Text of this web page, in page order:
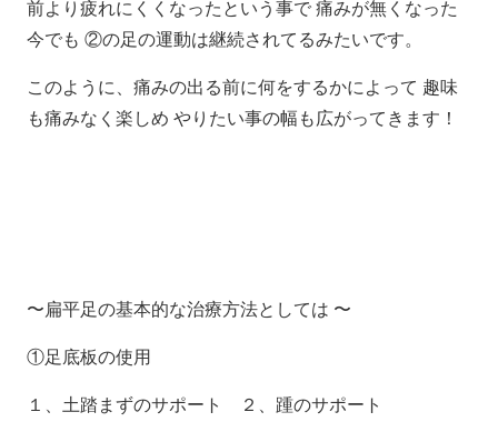
前より疲れにくくなったという事で 痛みが無くなった
今でも ②の足の運動は継続されてるみたいです。
このように、痛みの出る前に何をするかによって 趣味
も痛みなく楽しめ やりたい事の幅も広がってきます！
〜扁平足の基本的な治療方法としては 〜
①足底板の使用
１、土踏まずのサポート ２、踵のサポート